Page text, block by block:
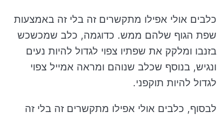
כלבים אולי אפילו מתקשרים זה בלי זה באמצעות
שפת הגוף שלהם ממש. כדוגמה, כלב שמכשכש
בזנבו ומלקק את שפתיו צפוי לגדול להיות נעים
ונגיש, בנוסף שכלב שנוהם ומראה אמייל צפוי
לגדול להיות תוקפני.
לבסוף, כלבים אולי אפילו מתקשרים זה בלי זה